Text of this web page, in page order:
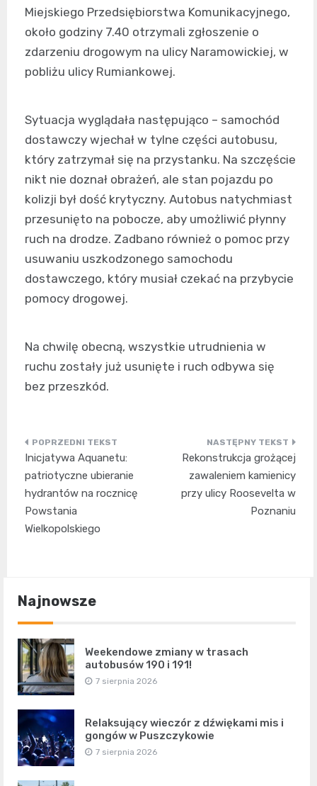
Miejskiego Przedsiębiorstwa Komunikacyjnego,
około godziny 7.40 otrzymali zgłoszenie o
zdarzeniu drogowym na ulicy Naramowickiej, w
pobliżu ulicy Rumiankowej.
Sytuacja wyglądała następująco – samochód
dostawczy wjechał w tylne części autobusu,
który zatrzymał się na przystanku. Na szczęście
nikt nie doznał obrażeń, ale stan pojazdu po
kolizji był dość krytyczny. Autobus natychmiast
przesunięto na pobocze, aby umożliwić płynny
ruch na drodze. Zadbano również o pomoc przy
usuwaniu uszkodzonego samochodu
dostawczego, który musiał czekać na przybycie
pomocy drogowej.
Na chwilę obecną, wszystkie utrudnienia w
ruchu zostały już usunięte i ruch odbywa się
bez przeszkód.
Nawigacja
wpisu
Inicjatywa Aquanetu:
patriotyczne ubieranie
hydrantów na rocznicę
Powstania
Wielkopolskiego
Rekonstrukcja grożącej
zawaleniem kamienicy
przy ulicy Roosevelta w
Poznaniu
Najnowsze
Weekendowe zmiany w trasach
autobusów 190 i 191!
7 sierpnia 2026
Relaksujący wieczór z dźwiękami mis i
gongów w Puszczykowie
7 sierpnia 2026